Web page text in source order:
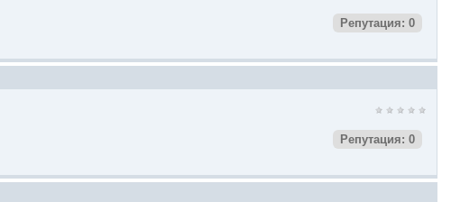
Репутация: 0
Репутация: 0